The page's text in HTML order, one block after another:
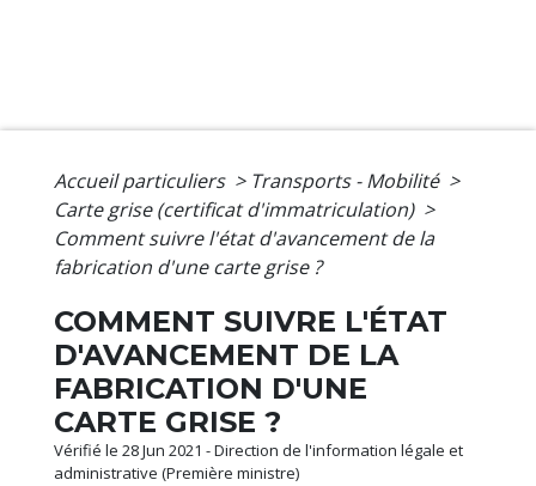
Accueil particuliers > Transports - Mobilité >
Carte grise (certificat d'immatriculation) >
Comment suivre l'état d'avancement de la
fabrication d'une carte grise ?
COMMENT SUIVRE L'ÉTAT
D'AVANCEMENT DE LA
FABRICATION D'UNE
CARTE GRISE ?
Vérifié le 28 Jun 2021 - Direction de l'information légale et
administrative (Première ministre)